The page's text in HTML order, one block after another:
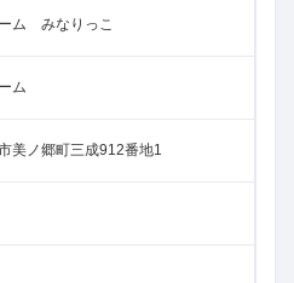
ム みなりっこ
ム
美ノ郷町三成912番地1